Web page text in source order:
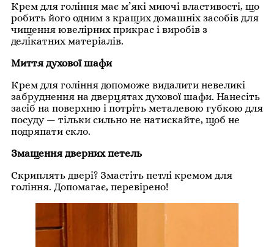
Крем для гоління має м’які миючі властивості, що
робить його одним з кращих домашніх засобів для
чищення ювелірних прикрас і виробів з
делікатних матеріалів.
Миття духової шафи
Крем для гоління допоможе видалити невеликі
забруднення на дверцятах духової шафи. Нанесіть
засіб на поверхню і потріть металевою губкою для
посуду — тільки сильно не натискайте, щоб не
подряпати скло.
Змащення дверних петель
Скриплять двері? Змастіть петлі кремом для
гоління. Допомагає, перевірено!